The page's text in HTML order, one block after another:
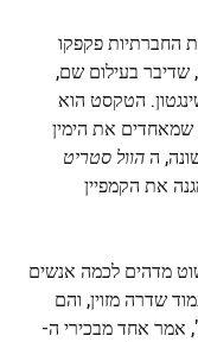
החברתיות פקפקו
שדיבר בעילום שם,
הטקסט הוא
את הימין
ההוול סטריט
את הקמפיין
מדהים לכמה אנשים
שדרה מזוין, והם
אמר אחד מבכירי ה-